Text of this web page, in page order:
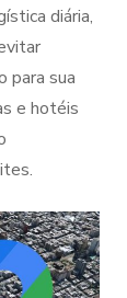
diária,
para sua
e hotéis